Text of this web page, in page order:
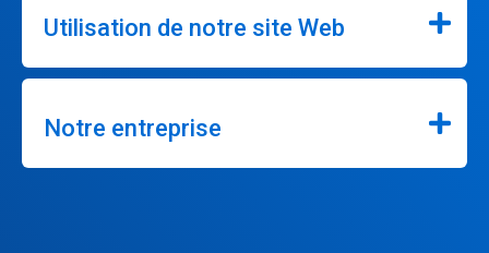
Utilisation de notre site Web
Notre entreprise